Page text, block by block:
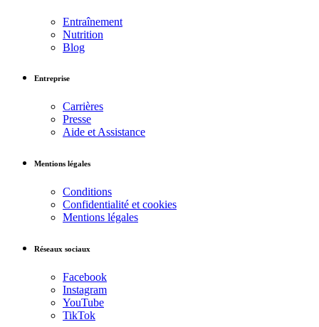
Entraînement
Nutrition
Blog
Entreprise
Carrières
Presse
Aide et Assistance
Mentions légales
Conditions
Confidentialité et cookies
Mentions légales
Réseaux sociaux
Facebook
Instagram
YouTube
TikTok